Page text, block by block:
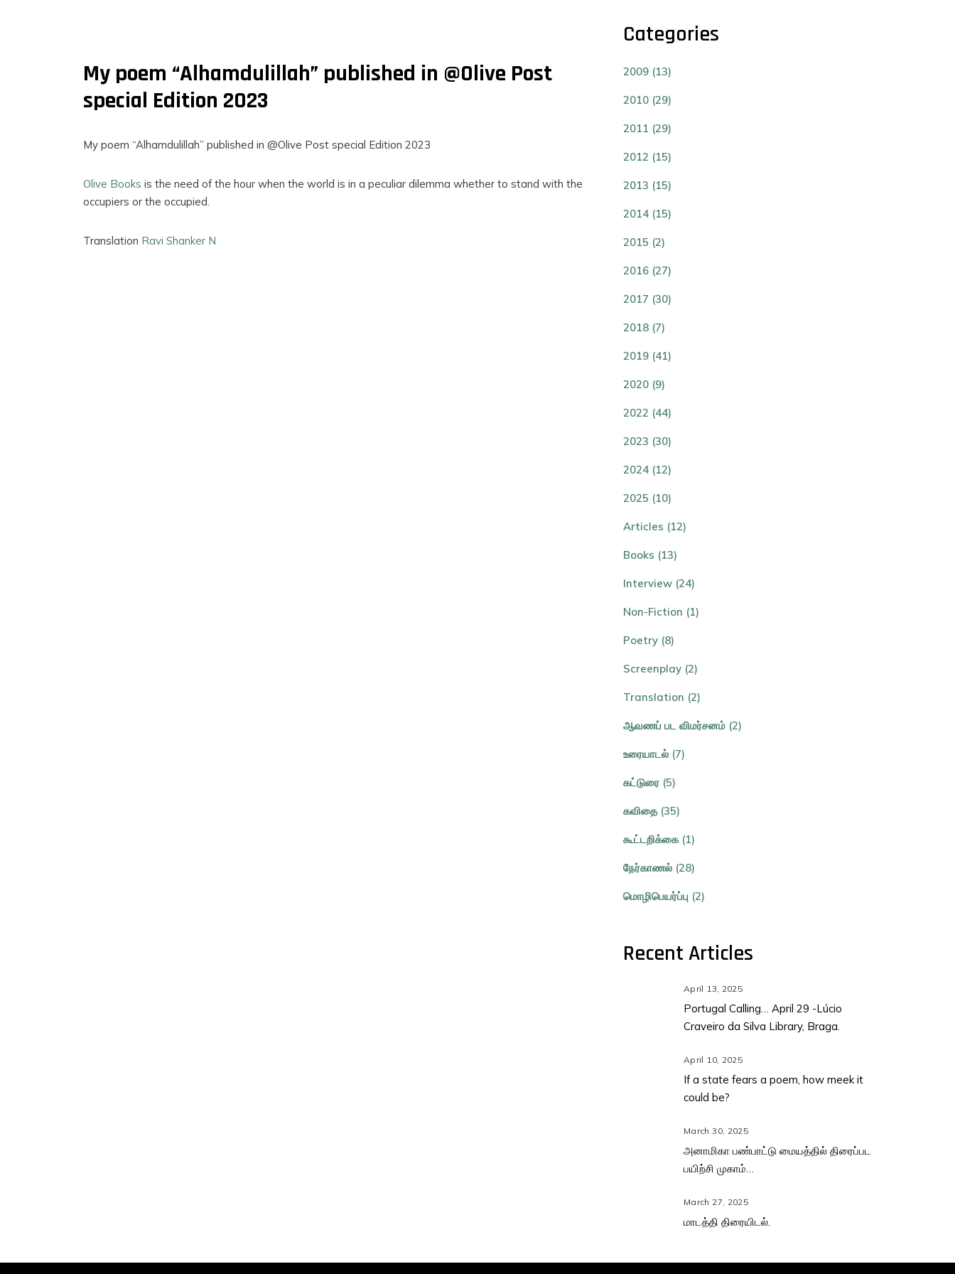
My poem “Alhamdulillah” published in @Olive Post
special Edition 2023
My poem “Alhamdulillah” published in @Olive Post special Edition 2023
Olive Books is the need of the hour when the world is in a peculiar dilemma whether to stand with the
occupiers or the occupied.
Translation Ravi Shanker N
Categories
2009 (13)
2010 (29)
2011 (29)
2012 (15)
2013 (15)
2014 (15)
2015 (2)
2016 (27)
2017 (30)
2018 (7)
2019 (41)
2020 (9)
2022 (44)
2023 (30)
2024 (12)
2025 (10)
Articles (12)
Books (13)
Interview (24)
Non-Fiction (1)
Poetry (8)
Screenplay (2)
Translation (2)
ஆவணப் பட விமர்சனம் (2)
உரையாடல் (7)
கட்டுரை (5)
கவிதை (35)
கூட்டறிக்கை (1)
நேர்காணல் (28)
மொழிபெயர்ப்பு (2)
Recent Articles
April 13, 2025
Portugal Calling… April 29 -Lúcio
Craveiro da Silva Library, Braga.
April 10, 2025
If a state fears a poem, how meek it
could be?
March 30, 2025
அனாமிகா பண்பாட்டு மையத்தில் திரைப்பட
பயிற்சி முகாம்…
March 27, 2025
மாடத்தி திரையிடல்.